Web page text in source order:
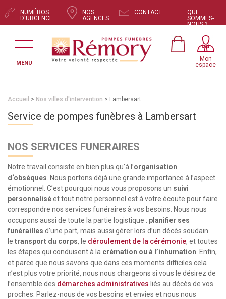
NUMÉROS
D'URGENCE
NOS
AGENCES
CONTACT
QUI
SOMMES-
NOUS ?
MENU
Mon
espace
Accueil > Nos villes d'intervention > Lambersart
Service de pompes funèbres à Lambersart
NOS SERVICES FUNERAIRES
Notre travail consiste en bien plus qu’à l’organisation
d‘obsèques . Nous portons déjà une grande importance à l’aspect
émotionnel. C’est pourquoi nous vous proposons un suivi
personnaliséet tout notre personnel est à votre écoute pour faire
correspondre nos services funéraires à vos besoins. Nous nous
occupons aussi de toute la partie logistique : planifier ses
funérailles d’une part, mais aussi gérer lors d’un décès soudain
le transport du corps, le déroulement de la cérémonie, et toutes
les étapes qui conduisent à la crémation ou à l’inhumation . Enfin,
et parce que nous savons que dans ces moments difficiles cela
n’est plus votre priorité, nous nous chargeons si vous le désirez de
l’ensemble des démarches administratives liés au décès de vos
proches. Parlez-nous de vos besoins et envies et nous nous